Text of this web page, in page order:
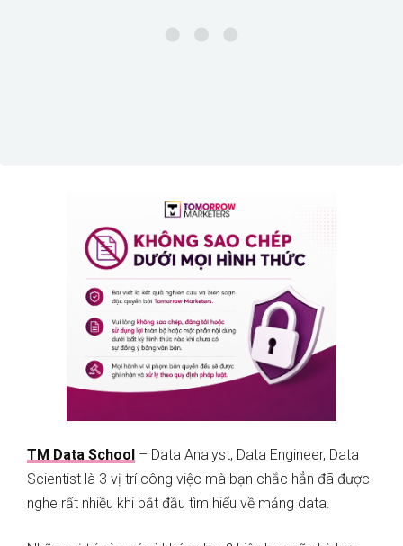
TM Data School – Data Analyst, Data Engineer, Data
Scientist là 3 vị trí công việc mà bạn chắc hẳn đã được
nghe rất nhiều khi bắt đầu tìm hiểu về mảng data.